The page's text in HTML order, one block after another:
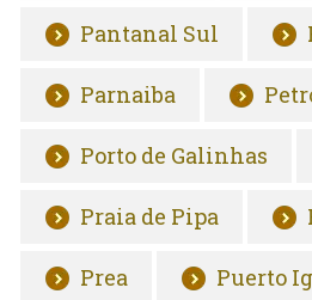
Pantanal Sul
Parnaiba
Porto de Galinhas
Praia de Pipa
Prea Puerto